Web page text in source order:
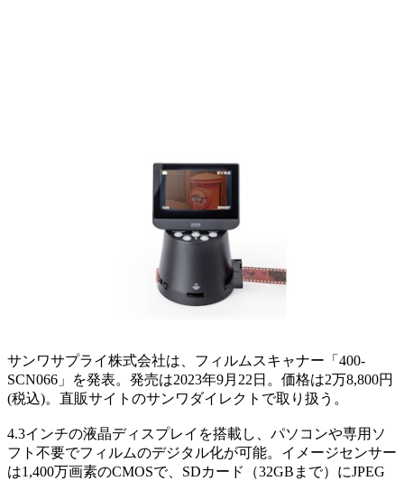
サンワサプライ株式会社は、フィルムスキャナー「400-
SCN066」を発表。発売は2023年9月22日。価格は2万8,800円
(税込)。直販サイトのサンワダイレクトで取り扱う。
4.3インチの液晶ディスプレイを搭載し、パソコンや専用ソ
フト不要でフィルムのデジタル化が可能。イメージセンサー
は1,400万画素のCMOSで、SDカード（32GBまで）にJPEG